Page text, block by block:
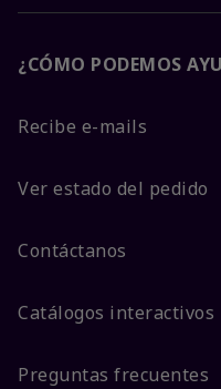
¿CÓMO PODEMOS
Recibe e-mails
Ver estado del pedido
Contáctanos
Catálogos interactivos
Preguntas frecuentes